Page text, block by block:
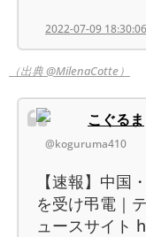
2022-07-09 18:30:06
（出典 @MilenaCotte）
こぐるま
@koguruma410
【速報】中
を受け弔電｜
ュースサイト